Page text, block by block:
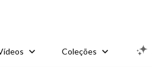
Coleções